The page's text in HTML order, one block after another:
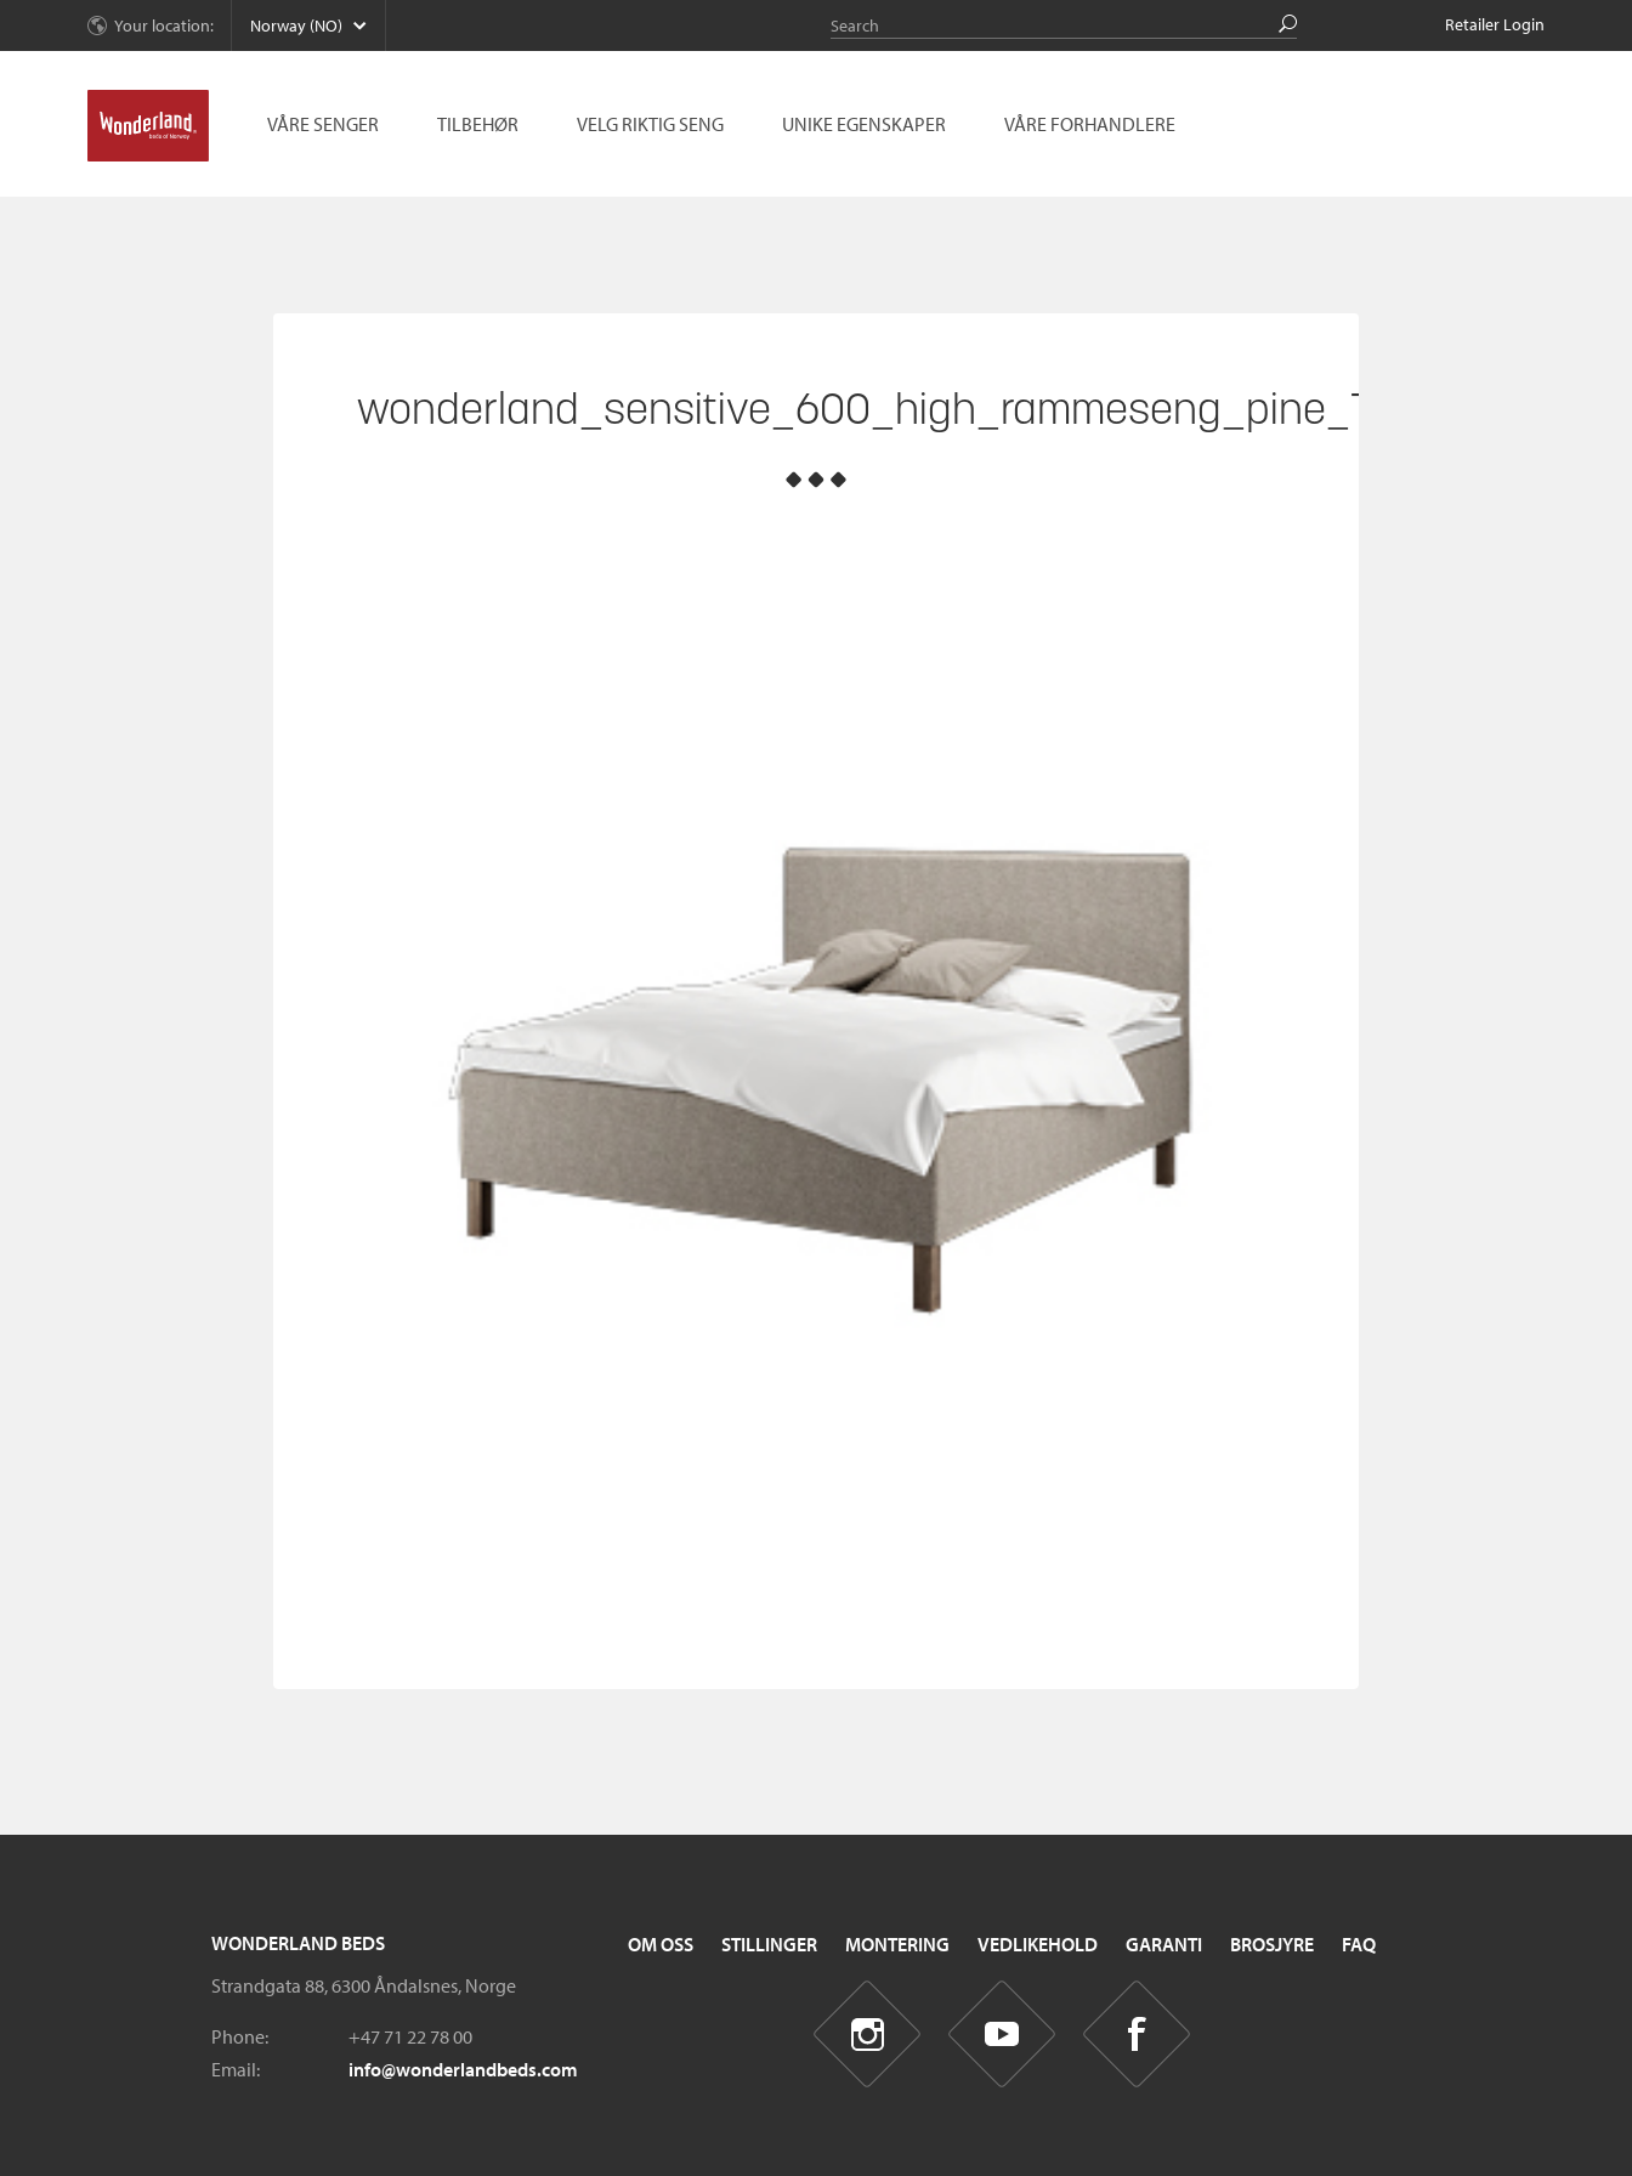
Your location: Norway (NO) Retailer Login
VÅRE SENGER TILBEHØR VELG RIKTIG SENG UNIKE EGENSKAPER VÅRE FORHANDLERE
wonderland_sensitive_600_high_rammeseng_pine_T
OM OSS STILLINGER MONTERING VEDLIKEHOLD GARANTI BROSJYRE FAQ
WONDERLAND BEDS
Strandgata 88, 6300 Åndalsnes, Norge
Phone:
+47 71 22 78 00
Email:
info@wonderlandbeds.com